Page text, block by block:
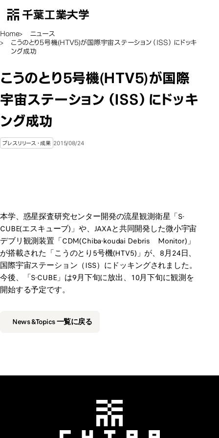
千葉工業大学
Open Menu
Home
ニュース
こうのとり5号機(HTV5)が国際宇宙ステーション（ISS）にドッキ
ング成功
こうのとり5号機(HTV5)が国際
宇宙ステーション（ISS）にドッキ
ング成功
プレスリリース・成果 2015/08/24
本学、惑星探査研究センター開発の流星観測衛星「S-
CUBE(エスキューブ)」や、JAXAと共同開発した微小宇宙
デブリ観測装置「CDM(Chiba-koudai Debris Monitor)」
が搭載された「こうのとり5号機(HTV5)」が、8月24日、
国際宇宙ステーション（ISS）にドッキングされました。
今後、「S-CUBE」は9月下旬に放出、10月下旬に観測を
開始する予定です。
News &Topics 一覧に戻る
千葉工業大学